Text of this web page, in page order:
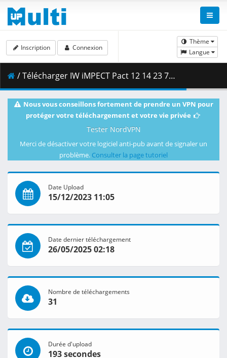
Thème
Langue
Inscription Connexion
/ Télécharger IW iMPECT Pact 12 14 23 720p HDTV.mp4 ( 2.01 GB )
Nous vous conseillons fortement de prendre un VPN pour
protéger votre téléchargement et votre vie privée
Tester NordVPN
Merci de désactiver votre logiciel anti-pub avant de signaler un
problème. Consulter la page tutoriel
Date Upload
15/12/2023 11:05
Date dernier téléchargement
26/05/2025 02:18
Nombre de téléchargements
31
Durée d'upload
193 secondes